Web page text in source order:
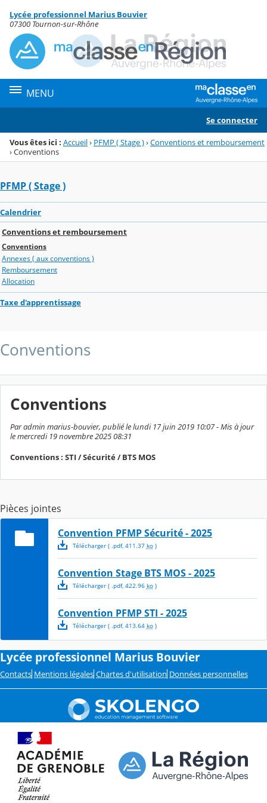
Menu de la rubrique
Contenu
Lycée professionnel Marius Bouvier
07300 Tournon-sur-Rhône
MENU
Se connecter
Vous êtes ici : Accueil› PFMP ( Stage )›Conventions et remboursement
›Conventions
PFMP ( Stage )
Calendrier
Conventions et remboursement
Conventions
Annexes ( aux conventions )
Remboursement
Allocation
Taxe d'apprentissage
Conventions
Conventions
Par admin marius-bouvier, publié le lundi 17 juin 2019 10:07 - Mis à jour
le mercredi 19 novembre 2025 08:31
Conventions : STI / Sécurité / BTS MOS
Pièces jointes
Convention PFMP Sécurité - 2025
Télécharger( .pdf, 411.37 ko)
Convention Stage BTS MOS - 2025
Télécharger( .pdf, 422.96 ko)
Convention PFMP STI - 2025
Télécharger( .pdf, 413.64 ko)
Lycée professionnel Marius Bouvier
Contacts Mentions légales Chartes d'utilisation Données personnelles